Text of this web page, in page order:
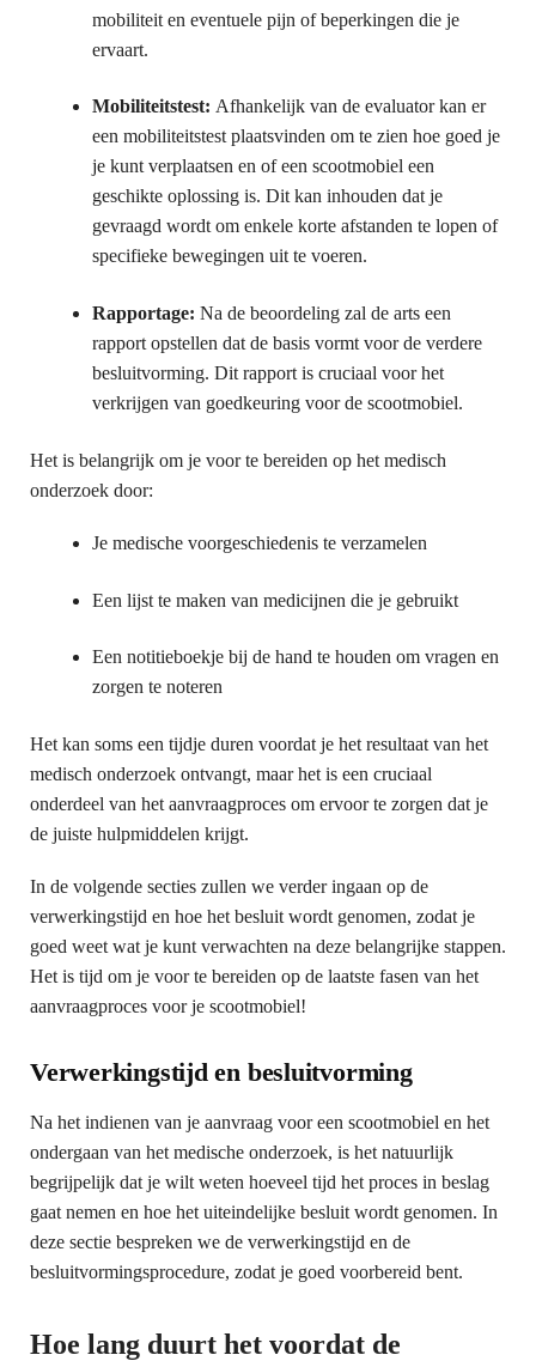
mobiliteit en eventuele pijn of beperkingen die je
ervaart.
Mobiliteitstest: Afhankelijk van de evaluator kan er
een mobiliteitstest plaatsvinden om te zien hoe goed je
je kunt verplaatsen en of een scootmobiel een
geschikte oplossing is. Dit kan inhouden dat je
gevraagd wordt om enkele korte afstanden te lopen of
specifieke bewegingen uit te voeren.
Rapportage: Na de beoordeling zal de arts een
rapport opstellen dat de basis vormt voor de verdere
besluitvorming. Dit rapport is cruciaal voor het
verkrijgen van goedkeuring voor de scootmobiel.
Het is belangrijk om je voor te bereiden op het medisch
onderzoek door:
Je medische voorgeschiedenis te verzamelen
Een lijst te maken van medicijnen die je gebruikt
Een notitieboekje bij de hand te houden om vragen en
zorgen te noteren
Het kan soms een tijdje duren voordat je het resultaat van het
medisch onderzoek ontvangt, maar het is een cruciaal
onderdeel van het aanvraagproces om ervoor te zorgen dat je
de juiste hulpmiddelen krijgt.
In de volgende secties zullen we verder ingaan op de
verwerkingstijd en hoe het besluit wordt genomen, zodat je
goed weet wat je kunt verwachten na deze belangrijke stappen.
Het is tijd om je voor te bereiden op de laatste fasen van het
aanvraagproces voor je scootmobiel!
Verwerkingstijd en besluitvorming
Na het indienen van je aanvraag voor een scootmobiel en het
ondergaan van het medische onderzoek, is het natuurlijk
begrijpelijk dat je wilt weten hoeveel tijd het proces in beslag
gaat nemen en hoe het uiteindelijke besluit wordt genomen. In
deze sectie bespreken we de verwerkingstijd en de
besluitvormingsprocedure, zodat je goed voorbereid bent.
Hoe lang duurt het voordat de